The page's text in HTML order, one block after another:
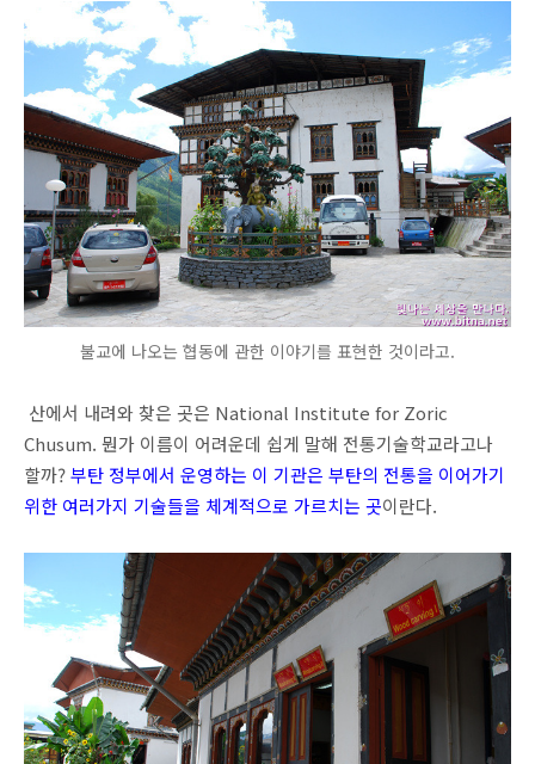
불교에 나오는 협동에 관한 이야기를 표현한 것이라고.
산에서 내려와 찾은 곳은 National Institute for Zoric
Chusum. 뭔가 이름이 어려운데 쉽게 말해 전통기술학교라고나
할까?부탄 정부에서 운영하는 이 기관은 부탄의 전통을 이어가기
위한 여러가지 기술들을 체계적으로 가르치는 곳이란다.